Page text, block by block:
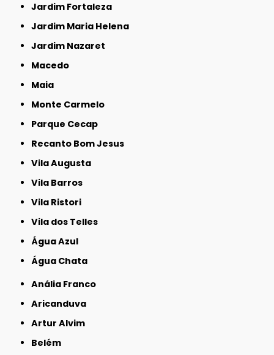
Jardim Fortaleza
Jardim Maria Helena
Jardim Nazaret
Macedo
Maia
Monte Carmelo
Parque Cecap
Recanto Bom Jesus
Vila Augusta
Vila Barros
Vila Ristori
Vila dos Telles
Água Azul
Água Chata
Anália Franco
Aricanduva
Artur Alvim
Belém